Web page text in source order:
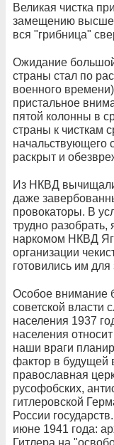
Великая чистка
замещению
вся "грибница"
Ожидание
страны стал по
военного
пристальное
пятой колонны в
страны к чисткам
начальствующего
раскрыт и
Из НКВД
даже
провокаторы. В
трудно
наркомом НКВД
организации
готовились им для
Особое внимание
советской власти
населения 1937
населения
наши враги
фактор в будущей
православная
русофобских,
гитлеровской
России
июне 1941 года: